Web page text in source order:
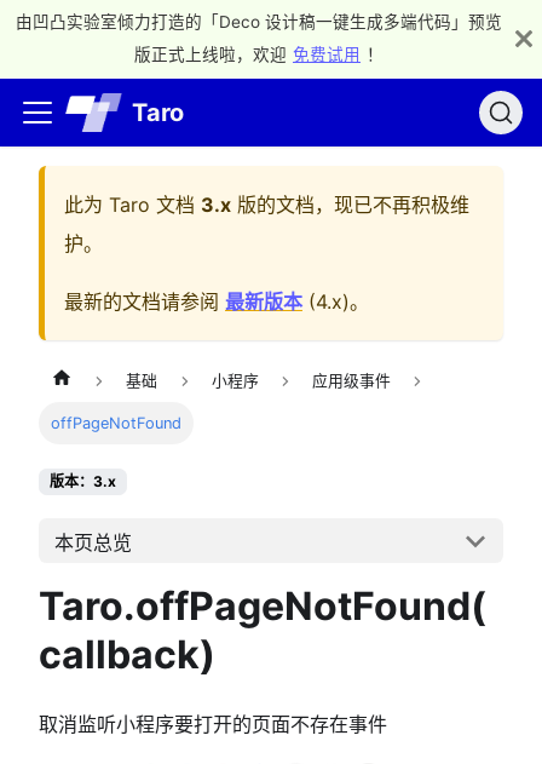
由凹凸实验室倾力打造的「Deco 设计稿一键生成多端代码」预览
版正式上线啦，欢迎 免费试用 ！
Taro
此为 Taro 文档 3.x 版的文档，现已不再积极维
护。
最新的文档请参阅 最新版本 (4.x)。
基础 小程序 应用级事件
offPageNotFound
版本：3.x
本页总览
Taro.offPageNotFound(
callback)
取消监听小程序要打开的页面不存在事件